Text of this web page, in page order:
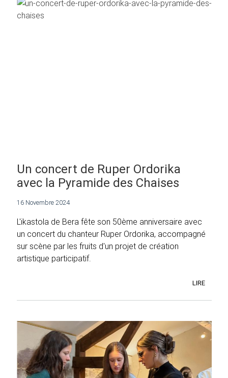
Un concert de Ruper Ordorika
avec la Pyramide des Chaises
16 Novembre 2024
L'ikastola de Bera fête son 50ème anniversaire avec
un concert du chanteur Ruper Ordorika, accompagné
sur scène par les fruits d'un projet de création
artistique participatif.
LIRE